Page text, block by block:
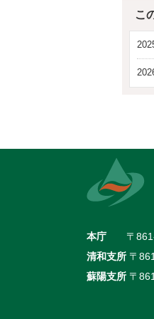
こ
本庁 〒861-
清和支所 〒
蘇陽支所 〒